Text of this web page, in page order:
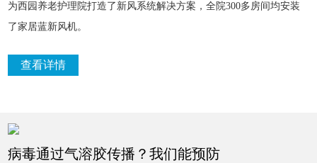
为西园养老护理院打造了新风系统解决方案，全院300多房间均安装
了家居蓝新风机。
查看详情
病毒通过气溶胶传播？我们能预防